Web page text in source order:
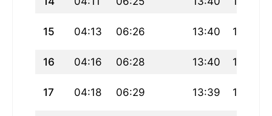
15 04:13 06:26 13:40 17:37
16 04:16 06:28 13:40 17:36
17 04:18 06:29 13:39 17:35